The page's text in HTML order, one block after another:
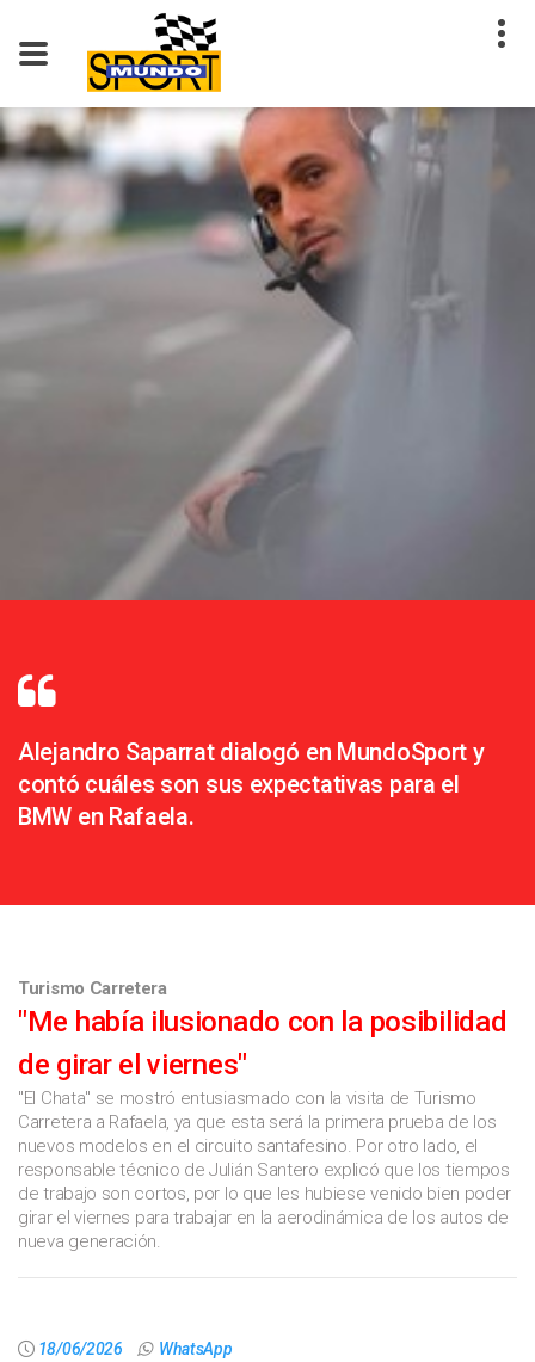
Alejandro Saparrat dialogó en MundoSport y
contó cuáles son sus expectativas para el
BMW en Rafaela.
Turismo Carretera
"Me había ilusionado con la posibilidad
de girar el viernes"
"El Chata" se mostró entusiasmado con la visita de Turismo
Carretera a Rafaela, ya que esta será la primera prueba de los
nuevos modelos en el circuito santafesino. Por otro lado, el
responsable técnico de Julián Santero explicó que los tiempos
de trabajo son cortos, por lo que les hubiese venido bien poder
girar el viernes para trabajar en la aerodinámica de los autos de
nueva generación.
18/06/2026 WhatsApp